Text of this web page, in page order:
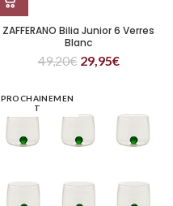
ZAFFERANO Bilia Junior 6 Verres
Blanc
49,20€ 29,95€
PROCHAINEMEN
T